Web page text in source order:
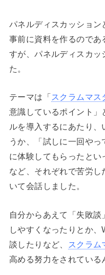
パネルディスカッショ
事前に資料を作るのであ
すが、パネルディスカッ
た。
テーマは「スクラムマス
意識しているポイント」
ルを導入するにあたり
うか、「試しに一回や
に体験してもらったと
など、それぞれで苦労
いて会話しました。
自分からあえて「失敗
しやすくなったりとか
談したりなど、
スクラム
高める努力をされている